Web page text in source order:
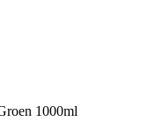
1000ml